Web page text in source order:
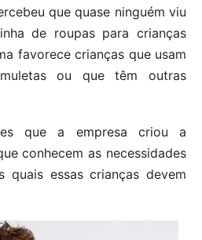
que quase ninguém viu
de roupas para crianças
favorece crianças que usam
ou que têm outras
que a empresa criou a
conhecem as necessidades
quais essas crianças devem